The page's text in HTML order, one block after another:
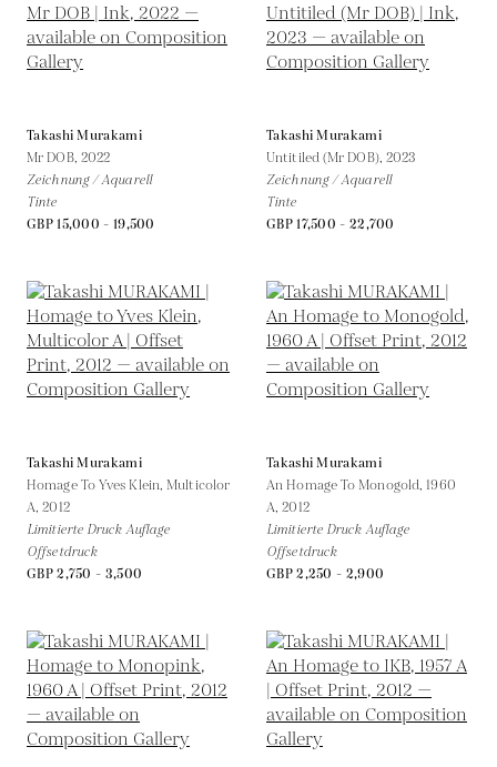
Takashi Murakami
Mr DOB, 2022
Zeichnung / Aquarell
Tinte
GBP 15,000 - 19,500
Takashi Murakami
Untitiled (Mr DOB), 2023
Zeichnung / Aquarell
Tinte
GBP 17,500 - 22,700
Takashi Murakami
Homage To Yves Klein, Multicolor
A,2012
Limitierte Druck Auflage
Offsetdruck
GBP 2,750 - 3,500
Takashi Murakami
An Homage To Monogold, 1960
A,2012
Limitierte Druck Auflage
Offsetdruck
GBP 2,250 - 2,900